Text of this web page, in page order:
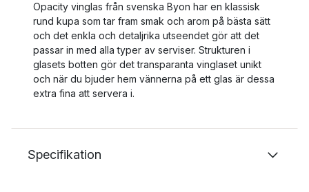
Opacity vinglas från svenska Byon har en klassisk
rund kupa som tar fram smak och arom på bästa sätt
och det enkla och detaljrika utseendet gör att det
passar in med alla typer av serviser. Strukturen i
glasets botten gör det transparanta vinglaset unikt
och när du bjuder hem vännerna på ett glas är dessa
extra fina att servera i.
Specifikation